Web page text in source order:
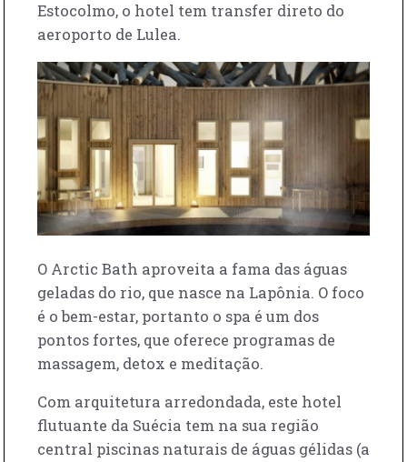
Estocolmo, o hotel tem transfer direto do
aeroporto de Lulea.
O Arctic Bath aproveita a fama das águas
geladas do rio, que nasce na Lapônia. O foco
é o bem-estar, portanto o spa é um dos
pontos fortes, que oferece programas de
massagem, detox e meditação.
Com arquitetura arredondada, este hotel
flutuante da Suécia tem na sua região
central piscinas naturais de águas gélidas (a